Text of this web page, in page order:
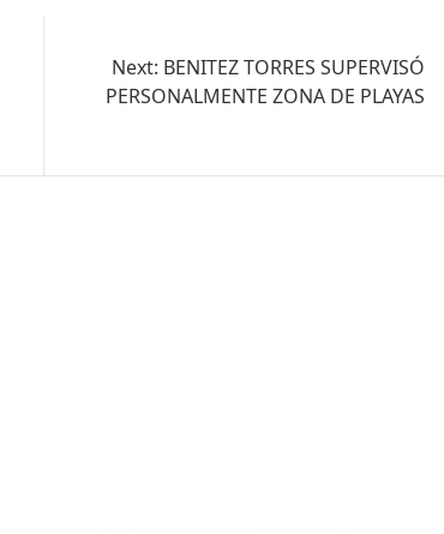
Next: BENITEZ TORRES SUPERVISÓ
PERSONALMENTE ZONA DE PLAYAS